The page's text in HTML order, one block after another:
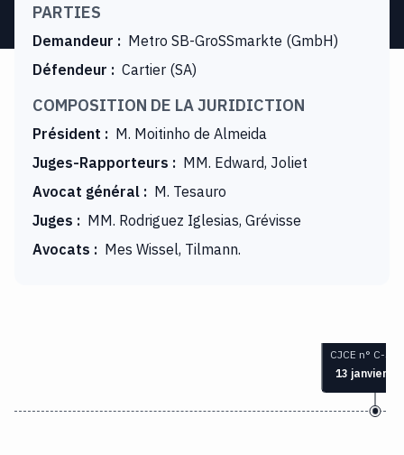
PARTIES
Demandeur : Metro SB-GroSSmarkte (GmbH)
Défendeur : Cartier (SA)
COMPOSITION DE LA JURIDICTION
Président : M. Moitinho de Almeida
Juges-Rapporteurs : MM. Edward, Joliet
Avocat général : M. Tesauro
Juges : MM. Rodriguez Iglesias, Grévisse
Avocats : Mes Wissel, Tilmann.
CJCE n° C-
13 janvier